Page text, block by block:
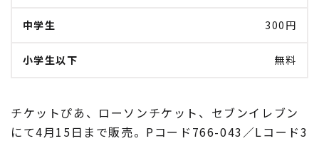
中学生 300円
小学生以下 無料
チケットぴあ、ローソンチケット、セブンイレブン
にて4月15日まで販売。Pコード766-043／Lコード3